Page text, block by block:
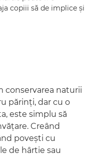
copiii să de implice şi
conservarea naturii
părinţi, dar cu o
este simplu să
Creând
poveşti cu
de hârtie sau